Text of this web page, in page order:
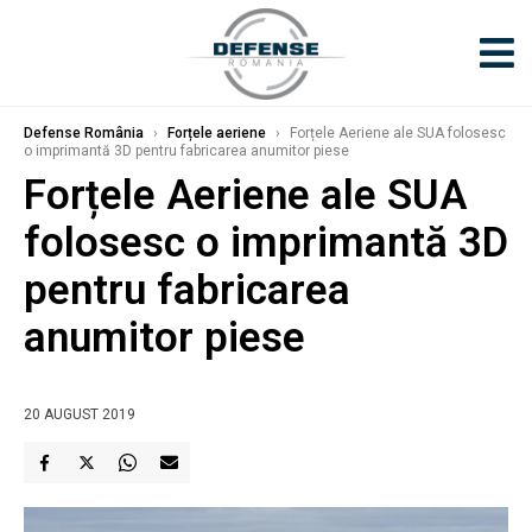
Defense România › Forțele aeriene ›
Forțele Aeriene ale SUA folosesc
o imprimantă 3D pentru fabricarea anumitor piese
Forțele Aeriene ale SUA
folosesc o imprimantă 3D
pentru fabricarea
anumitor piese
20 AUGUST 2019